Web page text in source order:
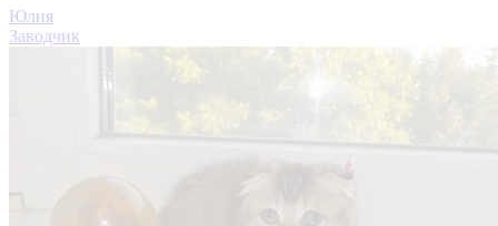
Юлия
Заводчик